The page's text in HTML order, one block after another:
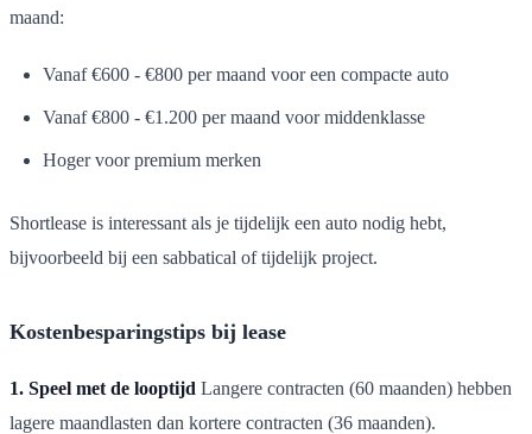
maand:
Vanaf €600 - €800 per maand voor een compacte auto
Vanaf €800 - €1.200 per maand voor middenklasse
Hoger voor premium merken
Shortlease is interessant als je tijdelijk een auto nodig hebt,
bijvoorbeeld bij een sabbatical of tijdelijk project.
Kostenbesparingstips bij lease
1. Speel met de looptijd Langere contracten (60 maanden) hebben
lagere maandlasten dan kortere contracten (36 maanden).